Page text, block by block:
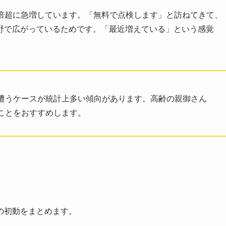
に急増しています。「無料で点検します」と訪ねてきて、
広がっているためです。「最近増えている」という感覚
ケースが統計上多い傾向があります。高齢の親御さん
をおすすめします。
動をまとめます。